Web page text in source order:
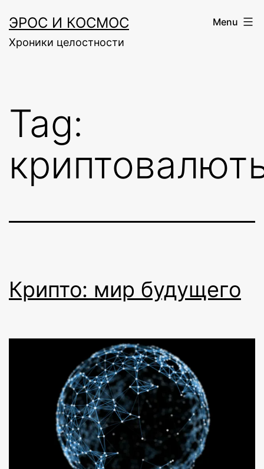
to
content
ЭРОС И КОСМОС
Хроники целостности
Menu
Tag:
Крипто: мир будущего